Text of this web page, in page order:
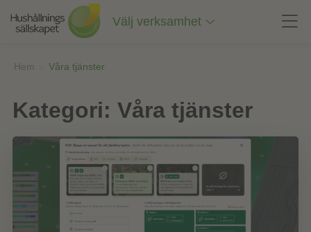
innehåll
Välj verksamhet
Hem Våra tjänster
Kategori: Våra tjänster